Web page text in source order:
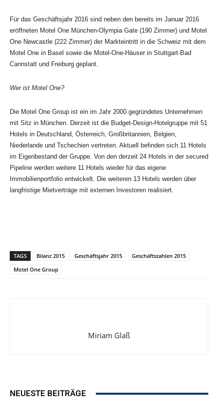
Für das Geschäftsjahr 2016 sind neben den bereits im Januar 2016
eröffneten Motel One München-Olympia Gate (190 Zimmer) und Motel
One Newcastle (222 Zimmer) der Markteintritt in die Schweiz mit dem
Motel One in Basel sowie die Motel-One-Häuser in Stuttgart-Bad
Cannstatt und Freiburg geplant.
Wer ist Motel One?
Die Motel One Group ist ein im Jahr 2000 gegründetes Unternehmen
mit Sitz in München. Derzeit ist die Budget-Design-Hotelgruppe mit 51
Hotels in Deutschland, Österreich, Großbritannien, Belgien,
Niederlande und Tschechien vertreten. Aktuell befinden sich 11 Hotels
im Eigenbestand der Gruppe. Von den derzeit 24 Hotels in der secured
Pipeline werden weitere 11 Hotels wieder für das eigene
Immobilienportfolio entwickelt. Die weiteren 13 Hotels werden über
langfristige Mietverträge mit externen Investoren realisiert.
TAGS Bilanz 2015 Geschäftsjahr 2015
Geschäftszahlen 2015
Motel One Group
Miriam Glaß
NEUESTE BEITRÄGE